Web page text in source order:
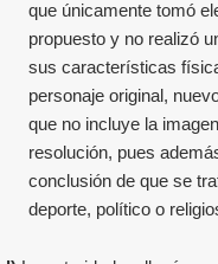
que únicamente tomó
propuesto y no realizó
sus características
personaje original,
que no incluye la
resolución, pues
conclusión de que se
deporte, político o